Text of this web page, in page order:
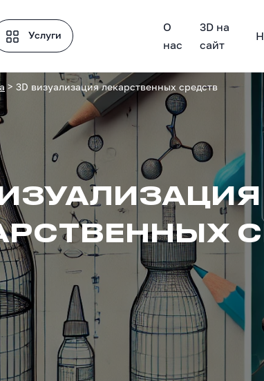
Услуги
О
нас
3D на
сайт
> 3D визуализация лекарственных средств